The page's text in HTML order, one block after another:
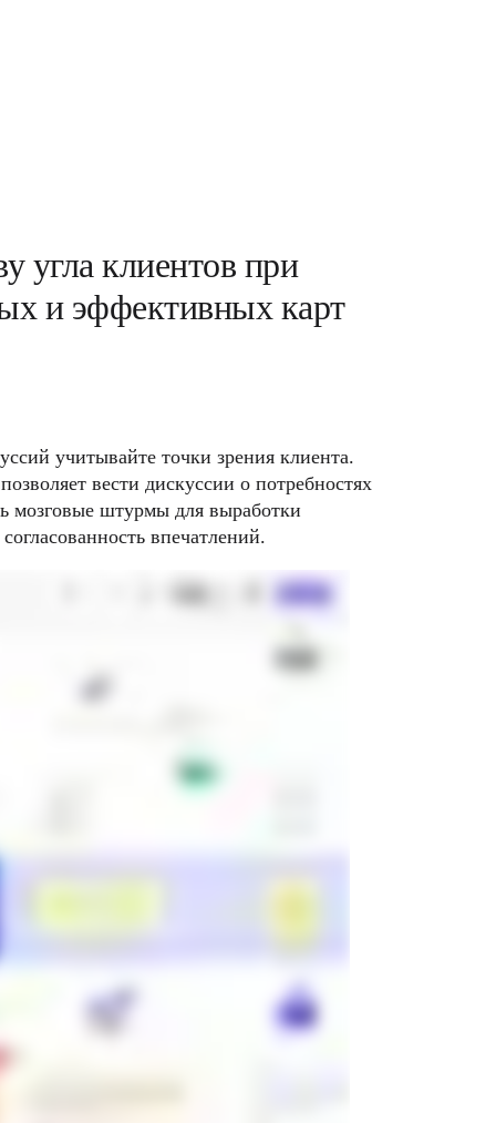
угла клиентов при
и эффективных карт
учитывайте точки зрения клиента.
вести дискуссии о потребностях
мозговые штурмы для выработки
впечатлений.